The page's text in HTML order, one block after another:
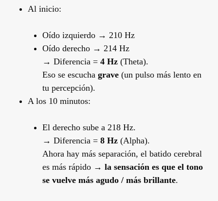
Al inicio:
Oído izquierdo → 210 Hz
Oído derecho → 214 Hz
→ Diferencia = 4 Hz(Theta).
Eso se escucha grave(un pulso más lento en
tu percepción).
A los 10 minutos:
El derecho sube a 218 Hz.
→ Diferencia = 8 Hz(Alpha).
Ahora hay más separación, el batido cerebral
es más rápido → la sensación es que el tono
se vuelve más agudo / más brillante.